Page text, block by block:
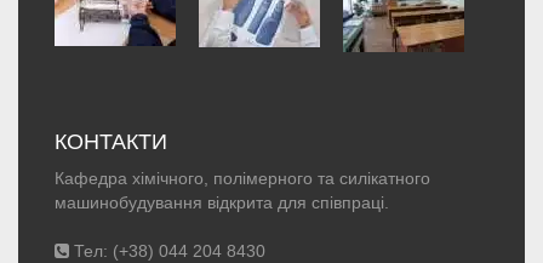
КОНТАКТИ
Кафедра хімічного, полімерного та силікатного
машинобудування відкрита для співпраці.
Тел: (+38) 044 204 8430